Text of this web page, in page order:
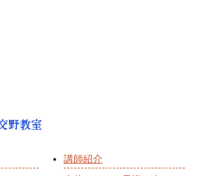
講師紹介